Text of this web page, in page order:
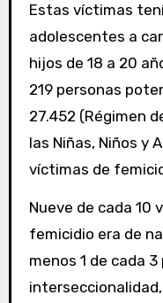
Estas víctimas
adolescentes a
hijos de 18 a 20
219 personas
27.452 (Régimen
las Niñas, Niños y
víctimas de
Nueve de cada 10
femicidio era de
menos 1 de cada